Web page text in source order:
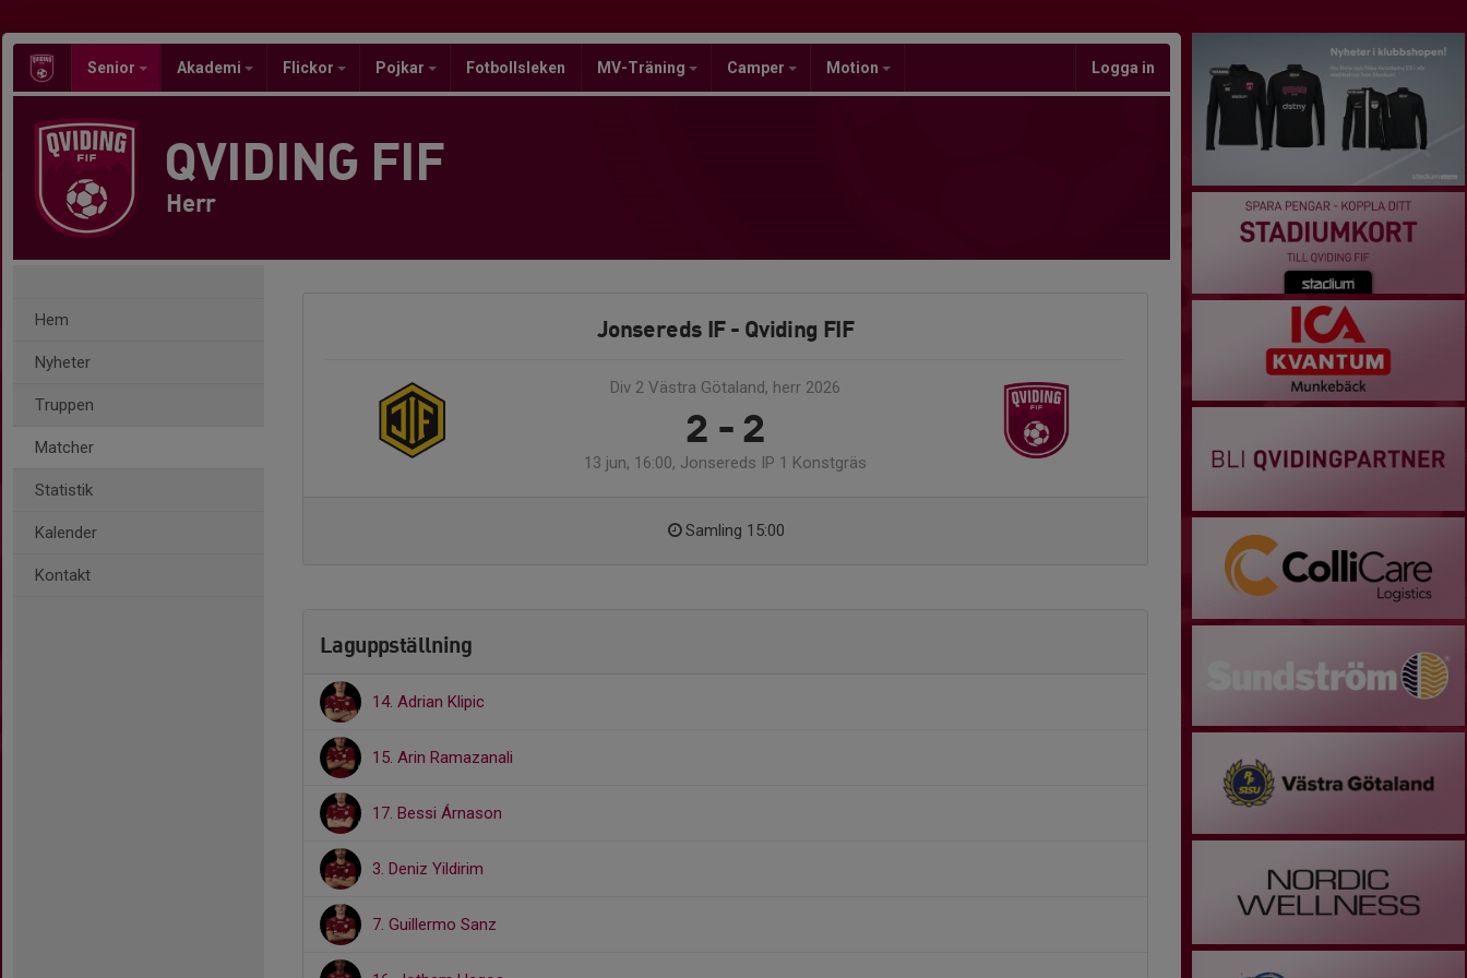
Senior Akademi Flickor Pojkar Fotbollsleken MV-Träning Camper Motion Logga in
QVIDING FIF
Herr
Hem
Nyheter
Truppen
Matcher
Statistik
Kalender
Kontakt
Jonsereds IF - Qviding FIF
Div 2 Västra Götaland, herr 2026
2 - 2
13 jun, 16:00, Jonsereds IP 1 Konstgräs
Samling 15:00
Laguppställning
14. Adrian Klipic
15. Arin Ramazanali
17. Bessi Árnason
3. Deniz Yildirim
7. Guillermo Sanz